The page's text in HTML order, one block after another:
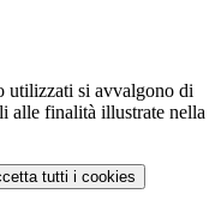
utilizzati si avvalgono di
alle finalità illustrate nella
tutti i cookies